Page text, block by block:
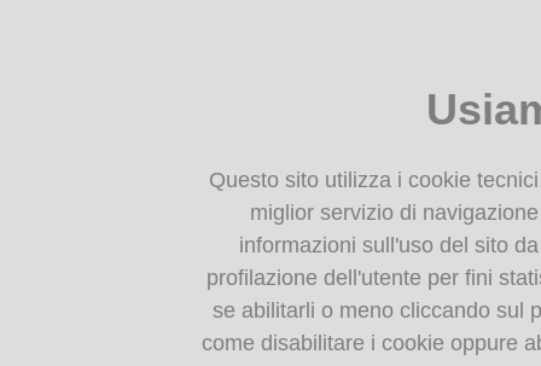
Storia dell'agricoltura
Questo sito utilizza i cookie
miglior servizio di
informazioni sull'uso del sito
profilazione dell'utente per fini
se abilitarli o meno cliccando sul
come disabilitare i cookie oppure